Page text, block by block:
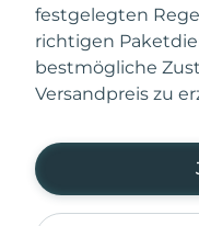
festgelegten
richtigen
bestmögliche
Versandpreis zu